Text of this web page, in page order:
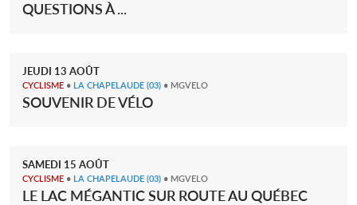
QUESTIONS À ...
JEUDI 13 AOÛT
CYCLISME • LA CHAPELAUDE (03) • MGVELO
SOUVENIR DE VÉLO
SAMEDI 15 AOÛT
CYCLISME • LA CHAPELAUDE (03) • MGVELO
LE LAC MÉGANTIC SUR ROUTE AU QUÉBEC